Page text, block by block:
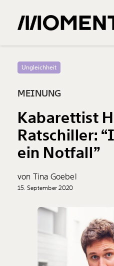
0Treffer
Ungleichheit
MEINUNG
Kabarettist
Ratschiller:
ein Notfall”
von Tina Goebel
15. September 2020